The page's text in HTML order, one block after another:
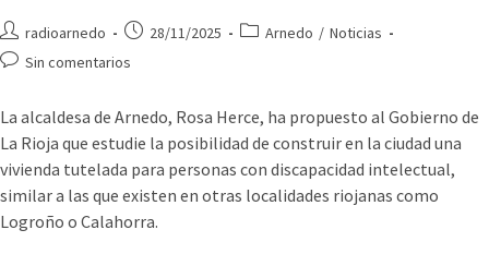
radioarnedo 28/11/2025 Arnedo / Noticias
Sin comentarios
La alcaldesa de Arnedo, Rosa Herce, ha propuesto al Gobierno de
La Rioja que estudie la posibilidad de construir en la ciudad una
vivienda tutelada para personas con discapacidad intelectual,
similar a las que existen en otras localidades riojanas como
Logroño o Calahorra.